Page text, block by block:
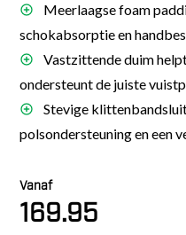
Meerlaagse foam
schokabsorptie en
Vastzittende duim
ondersteunt de juiste
Stevige
polsondersteuning en een
Vanaf
169.95